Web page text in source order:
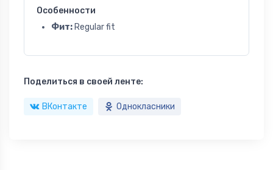
Особенности
Фит: Regular fit
Поделиться в своей ленте:
ВКонтакте Однокласники